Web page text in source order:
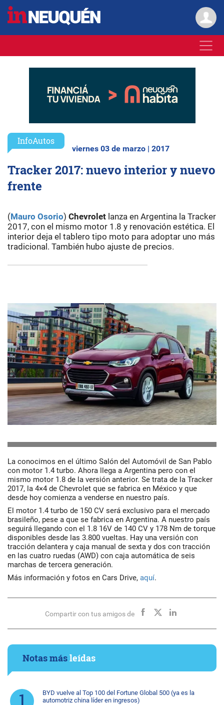
InfoAutos
viernes 03 de marzo | 2017
Tracker 2017: nuevo interior y nuevo
frente
(Mauro Osorio) Chevrolet lanza en Argentina la Tracker
2017, con el mismo motor 1.8 y renovación estética. El
interior deja el tablero tipo moto para adoptar uno más
tradicional. También hubo ajuste de precios.
La conocimos en el último Salón del Automóvil de San Pablo
con motor 1.4 turbo. Ahora llega a Argentina pero con el
mismo motor 1.8 de la versión anterior. Se trata de la Tracker
2017, la 4×4 de Chevrolet que se fabrica en México y que
desde hoy comienza a venderse en nuestro país.
El motor 1.4 turbo de 150 CV será exclusivo para el mercado
brasileño, pese a que se fabrica en Argentina. A nuestro país
seguirá llegando con el 1.8 16V de 140 CV y 178 Nm de torque
disponibles desde las 3.800 vueltas. Hay una versión con
tracción delantera y caja manual de sexta y dos con tracción
en las cuatro ruedas (AWD) con caja automática de seis
marchas de tercera generación.
Más información y fotos en Cars Drive, aquí.
Compartir con tus amigos de
Notas másleídas
BYD vuelve al Top 100 del Fortune Global 500 (ya es la
automotriz china líder en ingresos)